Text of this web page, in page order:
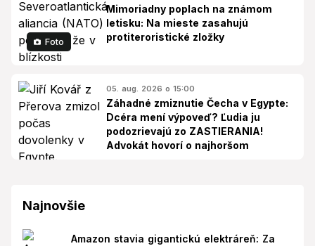
Foto
Mimoriadny poplach na známom
letisku: Na mieste zasahujú
protiteroristické zložky
05. aug. 2026 o 15:00
Záhadné zmiznutie Čecha v Egypte:
Dcéra mení výpoveď? Ľudia ju
podozrievajú zo ZASTIERANIA!
Advokát hovorí o najhoršom
Najnovšie
Amazon stavia gigantickú elektráreň: Za